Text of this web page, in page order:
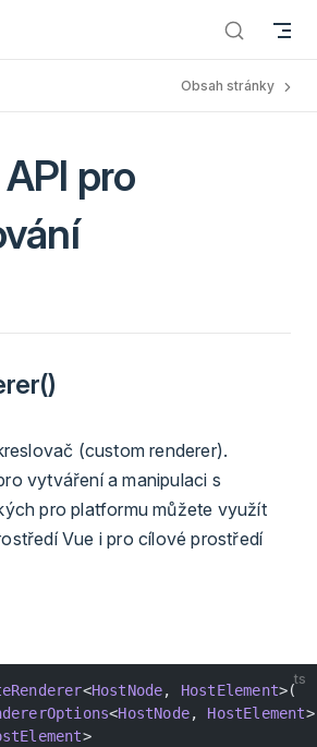
Obsah stránky
pro
(custom renderer).
vytváření a manipulaci s
pro platformu můžete využít
Vue i pro cílové prostředí
ts
<HostNode, HostElement>(
<HostNode, HostElement>
>